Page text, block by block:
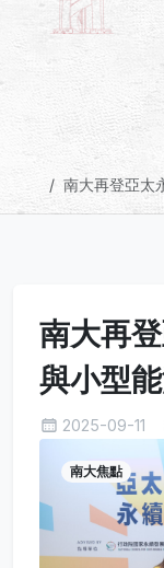
南大再登亞太
南大再
與小型
2025-09-11
南大焦點